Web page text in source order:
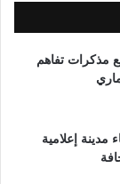
مذكرات تفاهم
مدينة إعلامية